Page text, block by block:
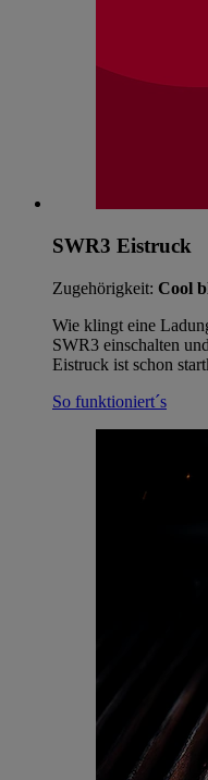
SWR3 Eistruck
Zugehörigkeit: Cool
Wie klingt eine
SWR3 einschalten
Eistruck ist schon
So funktioniert´s